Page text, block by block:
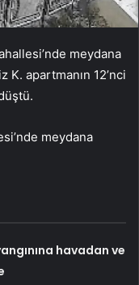
meydana
K. apartmanın 12’nci
meydana
havadan ve